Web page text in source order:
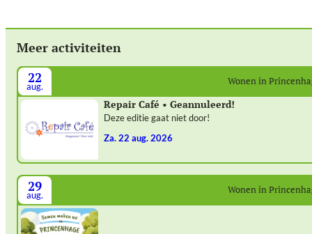
Meer activiteiten
22
aug. Wonen in
Repair Café • Geannuleerd!
Deze editie gaat niet door!
za. 22 aug. 2026
29
aug. Wonen in